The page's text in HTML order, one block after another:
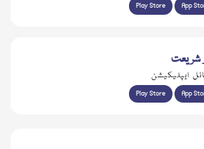
Play Store App
شریعت
ایپلیکیشن
Play Store App